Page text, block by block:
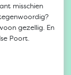
misschien
gezellig. En
Poort.